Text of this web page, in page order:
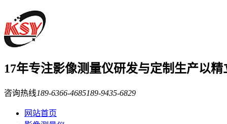
17年专注影像测量仪研发与定制生产以精
咨询热线189-6366-4685189-9435-6829
网站首页